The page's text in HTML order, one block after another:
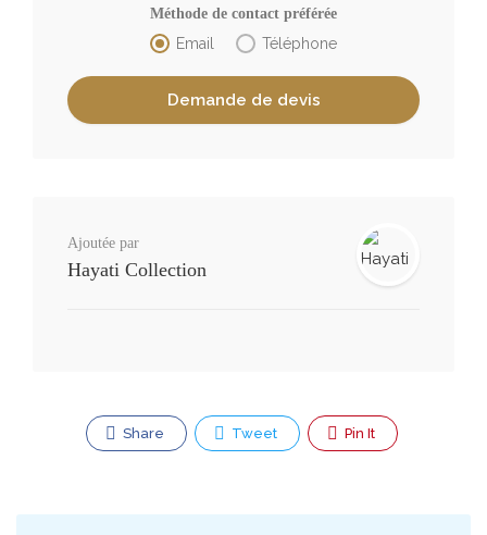
Méthode de contact préférée
Email Téléphone
Ajoutée par
Hayati Collection
Share Tweet Pin It